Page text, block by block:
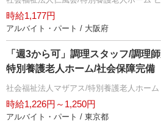
時給1,177円
アルバイト・パート / 大阪府
「週3から可」調理スタッフ/調理
特別養護老人ホーム/社会保障完備
社会福祉法人マザアス/特別養護老人ホー
時給1,226円～1,250円
アルバイト・パート / 東京都